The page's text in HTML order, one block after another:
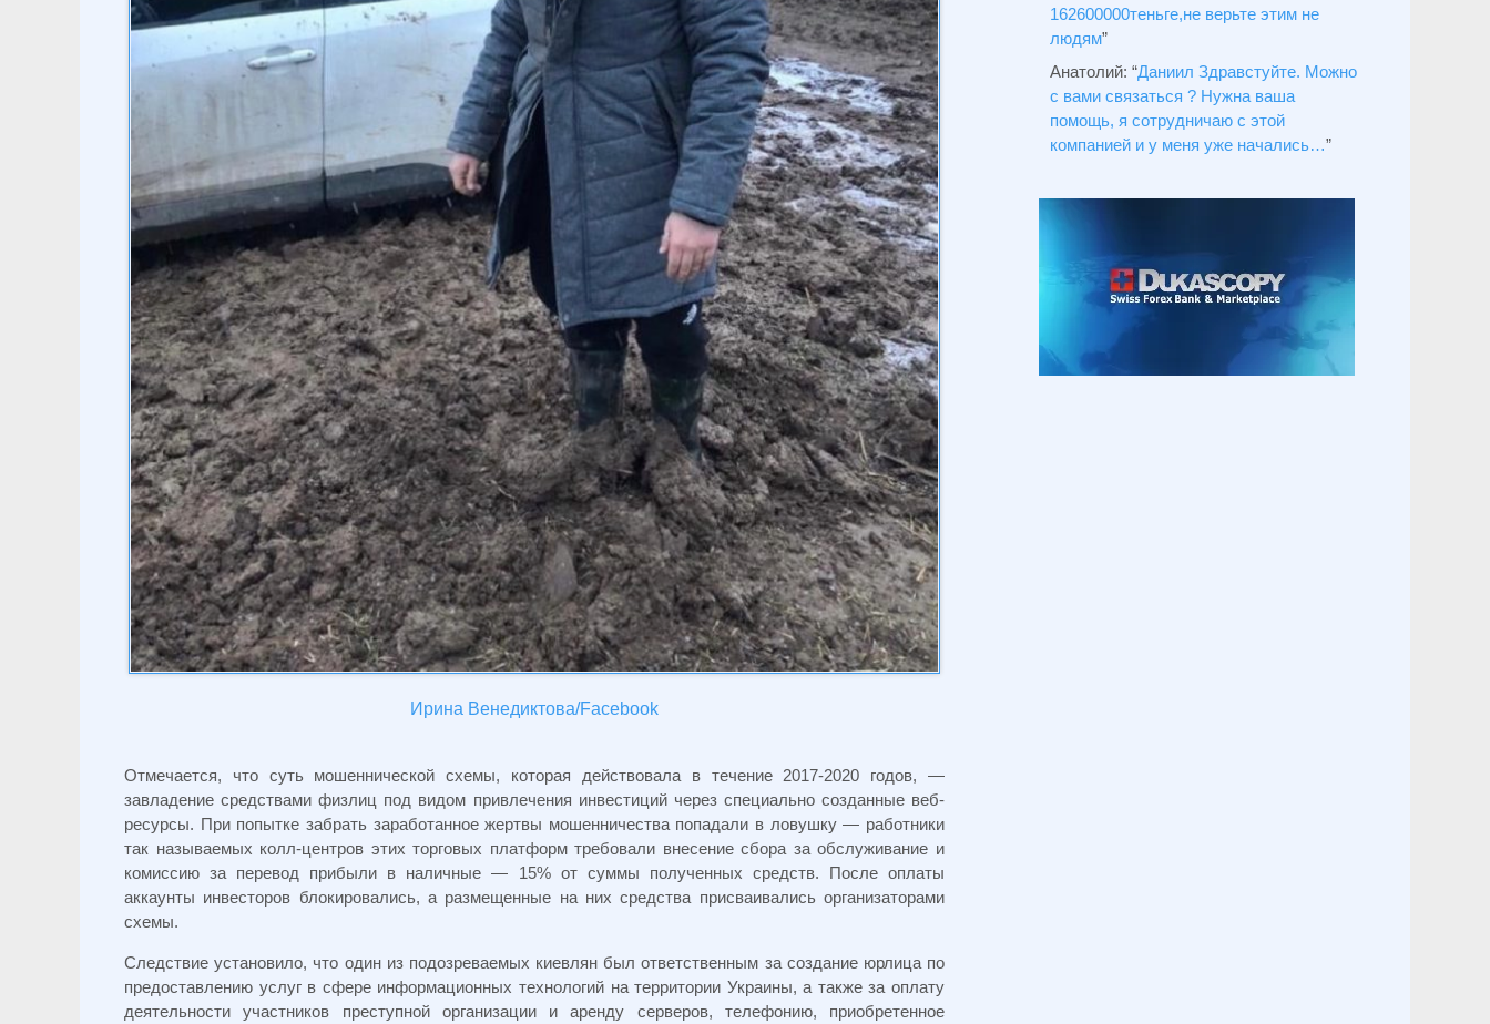
Ирина Венедиктова/Facebook
Отмечается, что суть мошеннической схемы, которая действовала в течение 2017-2020 годов, —
завладение средствами физлиц под видом привлечения инвестиций через специально созданные веб-
ресурсы. При попытке забрать заработанное жертвы мошенничества попадали в ловушку — работники
так называемых колл-центров этих торговых платформ требовали внесение сбора за обслуживание и
комиссию за перевод прибыли в наличные — 15% от суммы полученных средств. После оплаты
аккаунты инвесторов блокировались, а размещенные на них средства присваивались организаторами
схемы.
Следствие установило, что один из подозреваемых киевлян был ответственным за создание юрлица по
предоставлению услуг в сфере информационных технологий на территории Украины, а также за оплату
деятельности участников преступной организации и аренду серверов, телефонию, приобретенное
162600000теньге,не верьте этим не
людям”
Анатолий: “Даниил Здравстуйте. Можно
с вами связаться ? Нужна ваша
помощь, я сотрудничаю с этой
компанией и у меня уже начались…”